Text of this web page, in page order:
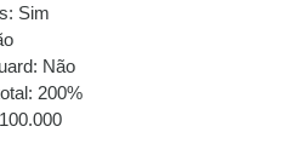
Sim
Não
200%